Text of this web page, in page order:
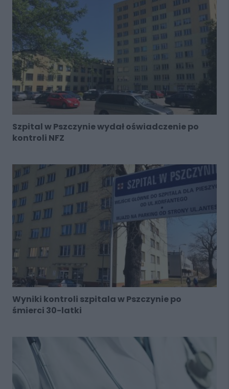
Szpital w Pszczynie wydał oświadczenie po
kontroli NFZ
Wyniki kontroli szpitala w Pszczynie po
śmierci 30-latki